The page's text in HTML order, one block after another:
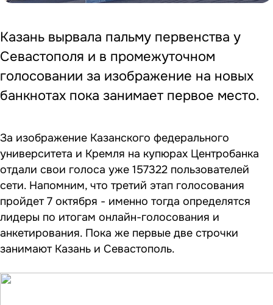
Казань вырвала пальму первенства у
Севастополя и в промежуточном
голосовании за изображение на новых
банкнотах пока занимает первое место.
За изображение Казанского федерального
университета и Кремля на купюрах Центробанка
отдали свои голоса уже 157322 пользователей
сети. Напомним, что третий этап голосования
пройдет 7 октября - именно тогда определятся
лидеры по итогам онлайн-голосования и
анкетирования. Пока же первые две строчки
занимают Казань и Севастополь.